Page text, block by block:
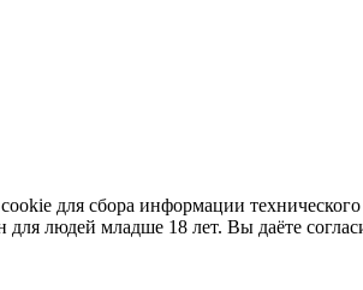
для сбора информации
людей младше 18 лет. Вы даёте